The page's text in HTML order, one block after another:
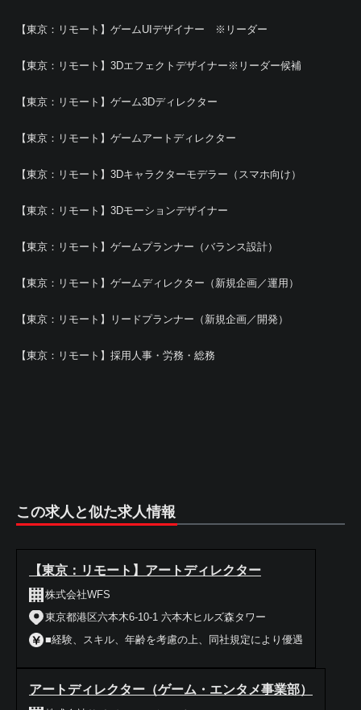
【東京：リモート】ゲームUIデザイナー ※リーダー
【東京：リモート】3Dエフェクトデザイナー※リーダー候補
【東京：リモート】ゲーム3Dディレクター
【東京：リモート】ゲームアートディレクター
【東京：リモート】3Dキャラクターモデラー（スマホ向け）
【東京：リモート】3Dモーションデザイナー
【東京：リモート】ゲームプランナー（バランス設計）
【東京：リモート】ゲームディレクター（新規企画／運用）
【東京：リモート】リードプランナー（新規企画／開発）
【東京：リモート】採用人事・労務・総務
この求人と似た求人情報
【東京：リモート】アートディレクター
株式会社WFS
東京都港区六本木6-10-1 六本木ヒルズ森タワー
■経験、スキル、年齢を考慮の上、同社規定により優遇
アートディレクター（ゲーム・エンタメ事業部）